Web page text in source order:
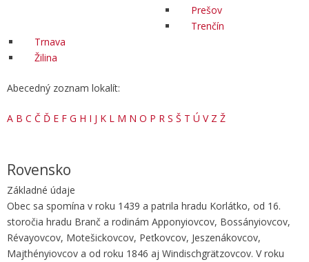
Prešov
Trenčín
Trnava
Žilina
Abecedný zoznam lokalít:
A B C Č Ď E F G H I J K L M N O P R S Š T Ú V Z Ž
Rovensko
Základné údaje
Obec sa spomína v roku 1439 a patrila hradu Korlátko, od 16.
storočia hradu Branč a rodinám Apponyiovcov, Bossányiovcov,
Révayovcov, Motešickovcov, Peťkovcov, Jeszenákovcov,
Majthényiovcov a od roku 1846 aj Windischgrätzovcov. V roku